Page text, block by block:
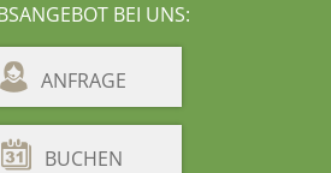
BEI UNS:
ANFRAGE
BUCHEN